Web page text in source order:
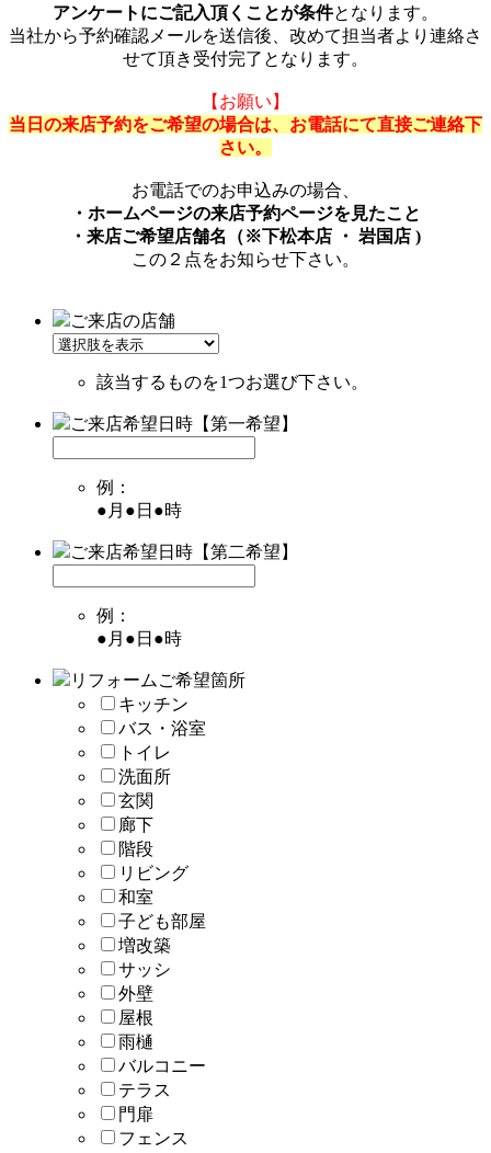
アンケートにご記入頂くことが条件となります。
当社から予約確認メールを送信後、改めて担当者より連絡さ
せて頂き受付完了となります。
【お願い】
当日の来店予約をご希望の場合は、お電話にて直接ご連絡下
さい。
お電話でのお申込みの場合、
・ホームページの来店予約ページを見たこと
・来店ご希望店舗名（※下松本店 ・ 岩国店 )
この２点をお知らせ下さい。
ご来店の店舗
該当するものを1つお選び下さい。
ご来店希望日時【第一希望】
例：
●月●日●時
ご来店希望日時【第二希望】
例：
●月●日●時
リフォームご希望箇所
キッチン
バス・浴室
トイレ
洗面所
玄関
廊下
階段
リビング
和室
子ども部屋
増改築
サッシ
外壁
屋根
雨樋
バルコニー
テラス
門扉
フェンス